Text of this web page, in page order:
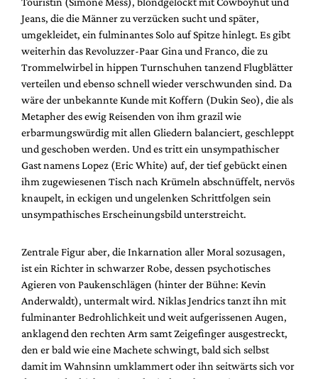
Jeans, die die Männer zu verzücken sucht und später,
umgekleidet, ein fulminantes Solo auf Spitze hinlegt. Es gibt
weiterhin das Revoluzzer-Paar Gina und Franco, die zu
Trommelwirbel in hippen Turnschuhen tanzend Flugblätter
verteilen und ebenso schnell wieder verschwunden sind. Da
wäre der unbekannte Kunde mit Koffern (Dukin Seo), die als
Metapher des ewig Reisenden von ihm grazil wie
erbarmungswürdig mit allen Gliedern balanciert, geschleppt
und geschoben werden. Und es tritt ein unsympathischer
Gast namens Lopez (Eric White) auf, der tief gebückt einen
ihm zugewiesenen Tisch nach Krümeln abschnüffelt, nervös
knaupelt, in eckigen und ungelenken Schrittfolgen sein
unsympathisches Erscheinungsbild unterstreicht.
Zentrale Figur aber, die Inkarnation aller Moral sozusagen,
ist ein Richter in schwarzer Robe, dessen psychotisches
Agieren von Paukenschlägen (hinter der Bühne: Kevin
Anderwaldt), untermalt wird. Niklas Jendrics tanzt ihn mit
fulminanter Bedrohlichkeit und weit aufgerissenen Augen,
anklagend den rechten Arm samt Zeigefinger ausgestreckt,
den er bald wie eine Machete schwingt, bald sich selbst
damit im Wahnsinn umklammert oder ihn seitwärts sich vor